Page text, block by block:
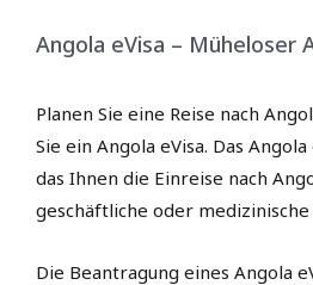
Angola eVisa – Müheloser
Planen Sie eine Reise nach
Sie ein Angola eVisa. Das
das Ihnen die Einreise nach
geschäftliche oder
Die Beantragung eines Angola